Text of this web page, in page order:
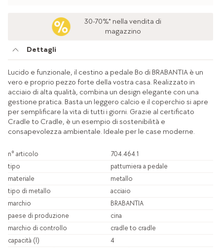
30-70%* nella vendita di
magazzino
Dettagli
Lucido e funzionale, il cestino a pedale Bo di BRABANTIA è un
vero e proprio pezzo forte della vostra casa. Realizzato in
acciaio di alta qualità, combina un design elegante con una
gestione pratica. Basta un leggero calcio e il coperchio si apre
per semplificare la vita di tutti i giorni. Grazie al certificato
Cradle to Cradle, è un esempio di sostenibilità e
consapevolezza ambientale. Ideale per le case moderne.
n° articolo
704.464.1
tipo
pattumiera a pedale
materiale
metallo
tipo di metallo
acciaio
marchio
BRABANTIA
paese di produzione
cina
marchio di controllo
cradle to cradle
capacità (l)
4